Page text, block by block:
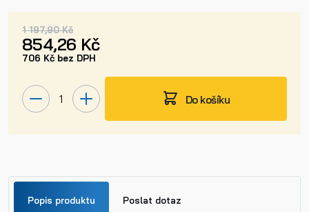
1 197,90 Kč
854,26 Kč
706 Kč bez DPH
Do košíku
Popis produktu Poslat dotaz